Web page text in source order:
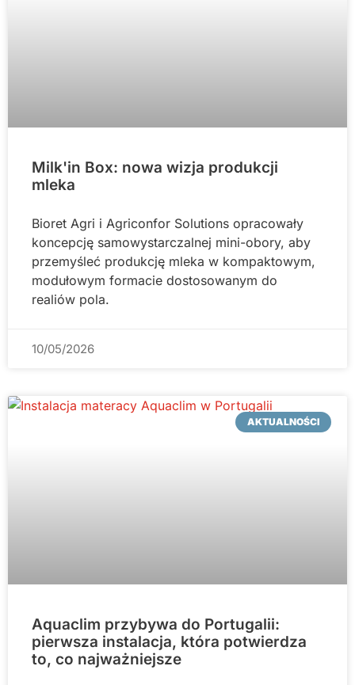
Milk'in Box: nowa wizja produkcji
mleka
Bioret Agri i Agriconfor Solutions opracowały
koncepcję samowystarczalnej mini-obory, aby
przemyśleć produkcję mleka w kompaktowym,
modułowym formacie dostosowanym do
realiów pola.
10/05/2026
AKTUALNOŚCI
Aquaclim przybywa do Portugalii:
pierwsza instalacja, która potwierdza
to, co najważniejsze